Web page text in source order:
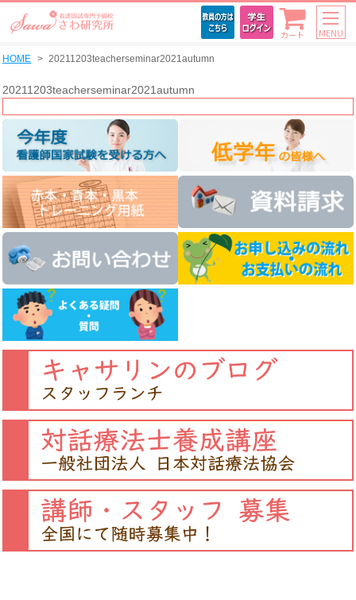
カート MENU
HOME 20211203teacherseminar2021autumn
20211203teacherseminar2021autumn